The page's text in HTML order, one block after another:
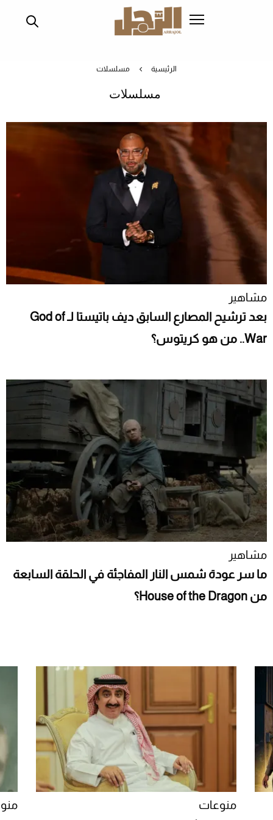
الرئيسية مسلسلات
مسلسلات
مشاهير
بعد ترشيح المصارع السابق ديف باتيستا لـ God of
War.. من هو كريتوس؟
مشاهير
ما سر عودة شمس النار المفاجئة في الحلقة السابعة
من House of the Dragon؟
منوعات